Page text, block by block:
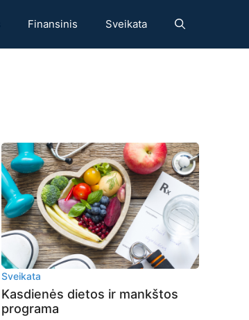
Finansinis Sveikata
Sveikata
Kasdienės dietos ir mankštos
programa